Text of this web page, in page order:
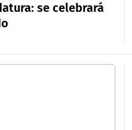
se celebrará